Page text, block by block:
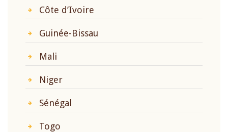
Côte d’Ivoire
Guinée-Bissau
Mali
Niger
Sénégal
Togo